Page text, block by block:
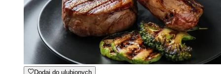
Dodaj do ulubionych